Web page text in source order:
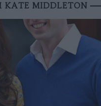
KATE MIDDLETON